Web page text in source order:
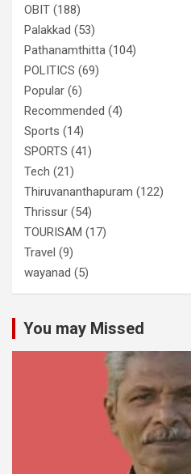
OBIT (188)
Palakkad (53)
Pathanamthitta (104)
POLITICS (69)
Popular (6)
Recommended (4)
Sports (14)
SPORTS (41)
Tech (21)
Thiruvananthapuram (122)
Thrissur (54)
TOURISAM (17)
Travel (9)
wayanad (5)
You may Missed